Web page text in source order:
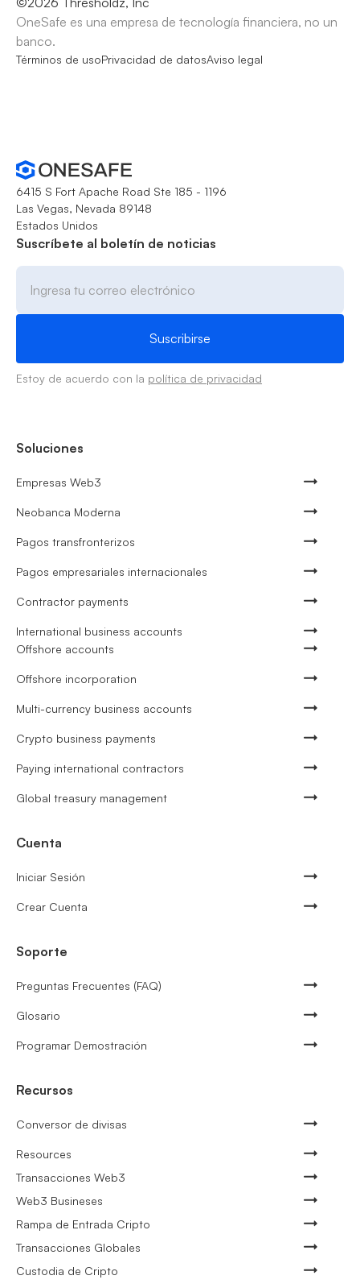
OneSafe es una empresa de tecnología financiera, no un
banco.
Términos de usoPrivacidad de datosAviso legal
6415 S Fort Apache Road Ste 185 - 1196
Las Vegas, Nevada 89148
Estados Unidos
Suscríbete al boletín de noticias
Estoy de acuerdo con la política de privacidad
Soluciones
Empresas Web3
Neobanca Moderna
Pagos transfronterizos
Pagos empresariales internacionales
Contractor payments
International business accounts
Offshore accounts
Offshore incorporation
Multi-currency business accounts
Crypto business payments
Paying international contractors
Global treasury management
Cuenta
Iniciar Sesión
Crear Cuenta
Soporte
Preguntas Frecuentes (FAQ)
Glosario
Programar Demostración
Recursos
Conversor de divisas
Resources
Transacciones Web3
Web3 Busineses
Rampa de Entrada Cripto
Transacciones Globales
Custodia de Cripto